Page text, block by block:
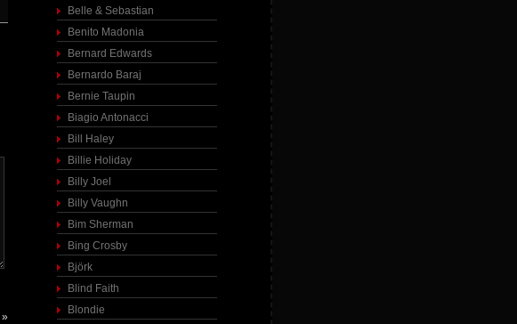
»
Belle & Sebastian
Benito Madonia
Bernard Edwards
Bernardo Baraj
Bernie Taupin
Biagio Antonacci
Bill Haley
Billie Holiday
Billy Joel
Billy Vaughn
Bim Sherman
Bing Crosby
Björk
Blind Faith
Blondie